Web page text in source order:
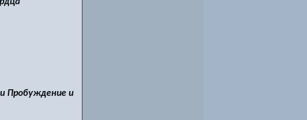
Пробуждение и